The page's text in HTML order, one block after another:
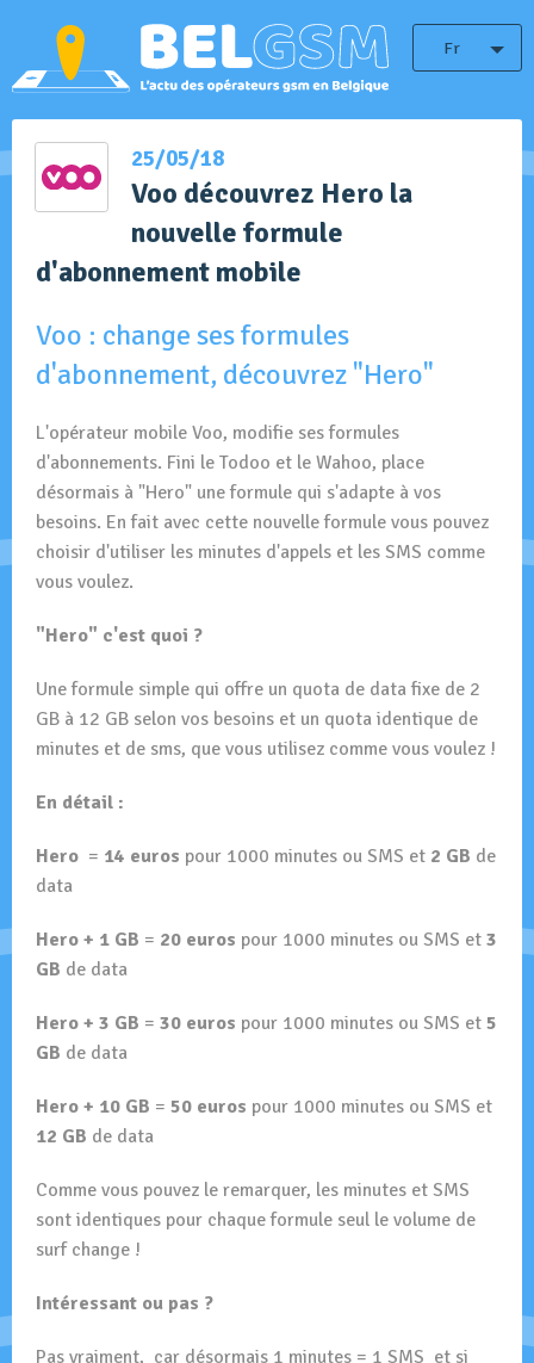
Fr
25/05/18
Voo découvrez Hero la
nouvelle formule
d'abonnement mobile
Voo : change ses formules
d'abonnement, découvrez "Hero"
L'opérateur mobile Voo, modifie ses formules
d'abonnements. Fini le Todoo et le Wahoo, place
désormais à "Hero" une formule qui s'adapte à vos
besoins. En fait avec cette nouvelle formule vous pouvez
choisir d'utiliser les minutes d'appels et les SMS comme
vous voulez.
"Hero" c'est quoi ?
Une formule simple qui offre un quota de data fixe de 2
GB à 12 GB selon vos besoins et un quota identique de
minutes et de sms, que vous utilisez comme vous voulez !
En détail :
Hero = 14 euros pour 1000 minutes ou SMS et 2 GB de
data
Hero + 1 GB = 20 euros pour 1000 minutes ou SMS et 3
GB de data
Hero + 3 GB = 30 euros pour 1000 minutes ou SMS et 5
GB de data
Hero + 10 GB = 50 euros pour 1000 minutes ou SMS et
12 GB de data
Comme vous pouvez le remarquer, les minutes et SMS
sont identiques pour chaque formule seul le volume de
surf change !
Intéressant ou pas ?
Pas vraiment, car désormais 1 minutes = 1 SMS et si